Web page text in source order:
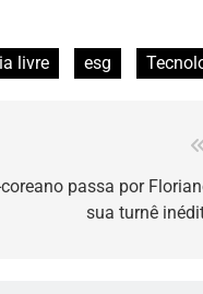
livre esg
passa por
sua turnê